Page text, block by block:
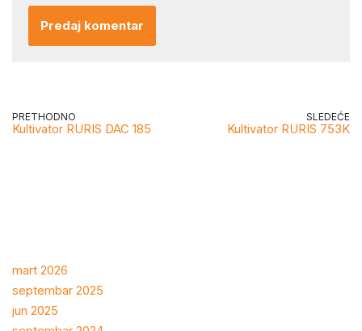
PRETHODNO
Kultivator RURIS DAC 185
SLEDEĆE
Kultivator RURIS 753K
mart 2026
septembar 2025
jun 2025